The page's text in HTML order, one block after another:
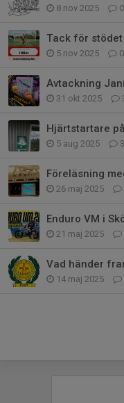
8 nov 2025 0
Tack för stödet
5 nov 2025 0
Avtackning
31 okt 2025
Hjärtstartare
5 aug 2025 3
Föreläsning
26 maj 2025
Enduro VM i
21 maj 2025
Vad händer
14 maj 2025